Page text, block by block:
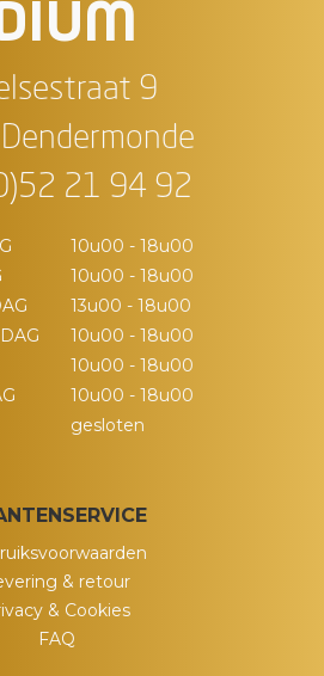
9
21 94 92
10u00 - 18u00
10u00 - 18u00
13u00 - 18u00
10u00 - 18u00
10u00 - 18u00
10u00 - 18u00
gesloten
& retour
& Cookies
FAQ